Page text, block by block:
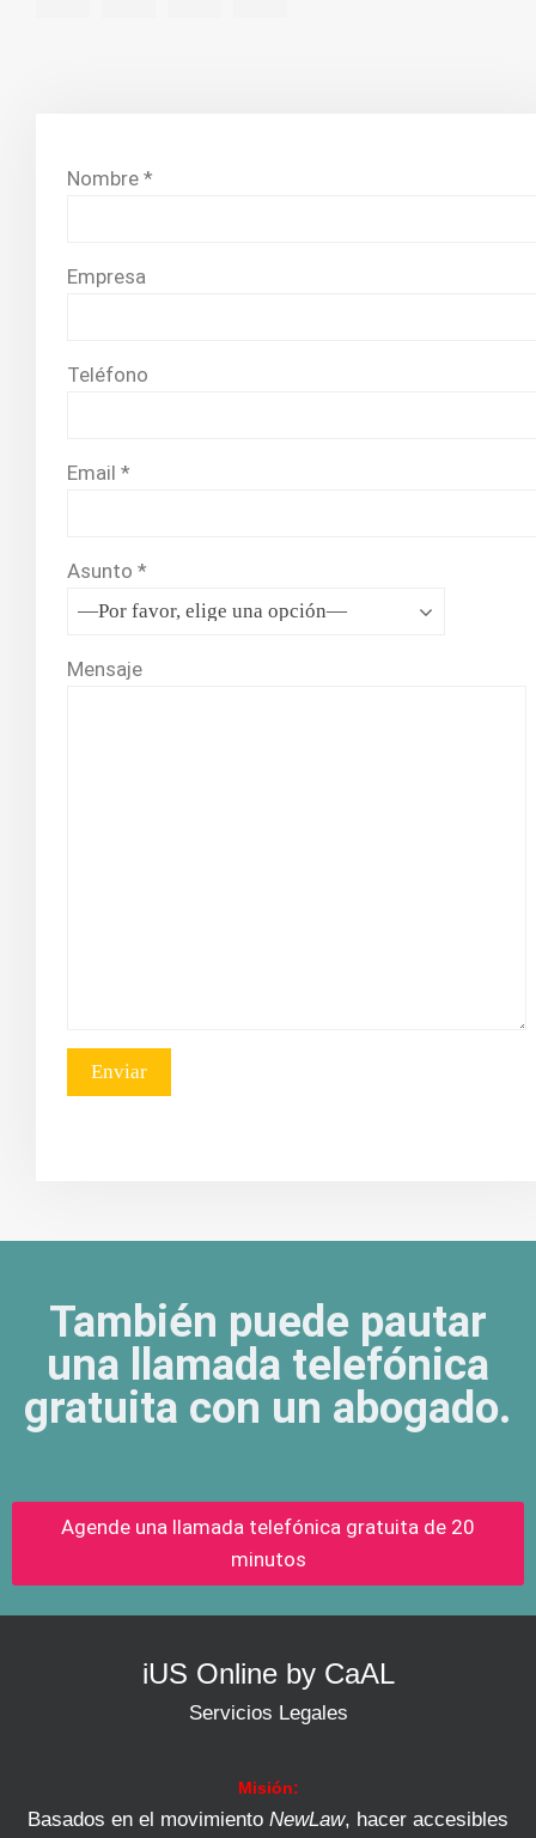
Nombre *
Empresa
Teléfono
Email *
Asunto *
Mensaje
También puede pautar
una llamada telefónica
gratuita con un abogado.
Agende una llamada telefónica gratuita de 20
minutos
iUS Online by CaAL
Servicios Legales
Misión:
Basados en el movimiento NewLaw, hacer accesibles